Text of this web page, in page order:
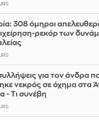
308 όμηροι
ρεκόρ των
για τον άνδρα
νεκρός σε όχημα στα
- Τι συνέβη